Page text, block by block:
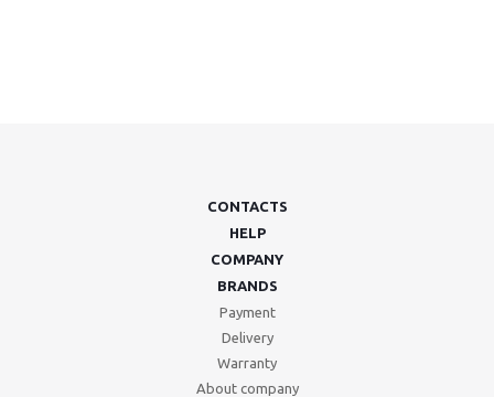
CONTACTS
HELP
COMPANY
BRANDS
Payment
Delivery
Warranty
About company